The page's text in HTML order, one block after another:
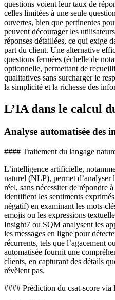
questions voient leur taux de
celles limitées à une seule
ouvertes, bien que pertinentes
peuvent décourager les
réponses détaillées, ce qui exige
part du client. Une alternative
questions fermées (échelle de
optionnelle, permettant de
qualitatives sans surcharger le
la simplicité et la richesse des
L’IA dans le calcul
Analyse automatisée des
#### Traitement du langage
L’intelligence artificielle,
naturel (NLP), permet d’analyser
réel, sans nécessiter de répondre
identifient les sentiments
négatif) en examinant les mots-
emojis ou les expressions
Insight7 ou SQM analysent les
les messages en ligne pour
récurrents, tels que l’agacement
automatisée fournit une
clients, en capturant des détails
révèlent pas.
#### Prédiction du csat-score via